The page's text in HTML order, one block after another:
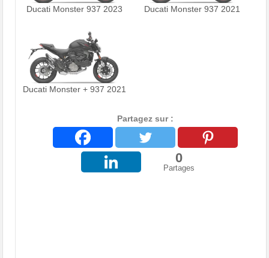
Ducati Monster 937 2023 Ducati Monster 937 2021
Ducati Monster + 937 2021
Partagez sur :
0
Partages